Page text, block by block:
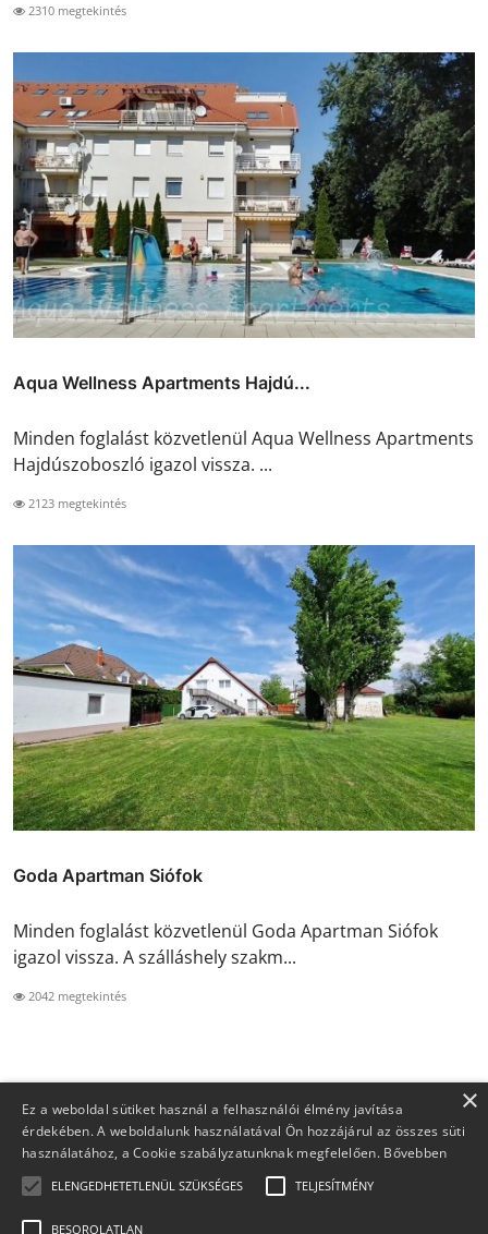
2310 megtekintés
Aqua Wellness Apartments Hajdú...
Minden foglalást közvetlenül Aqua Wellness Apartments
Hajdúszoboszló igazol vissza. ...
2123 megtekintés
Goda Apartman Siófok
Minden foglalást közvetlenül Goda Apartman Siófok
igazol vissza. A szálláshely szakm...
2042 megtekintés
×
Ez a weboldal sütiket használ a felhasználói élmény javítása
érdekében. A weboldalunk használatával Ön hozzájárul az összes süti
használatához, a Cookie szabályzatunknak megfelelően. Bővebben
ELENGEDHETETLENÜL SZÜKSÉGES TELJESÍTMÉNY
BESOROLATLAN